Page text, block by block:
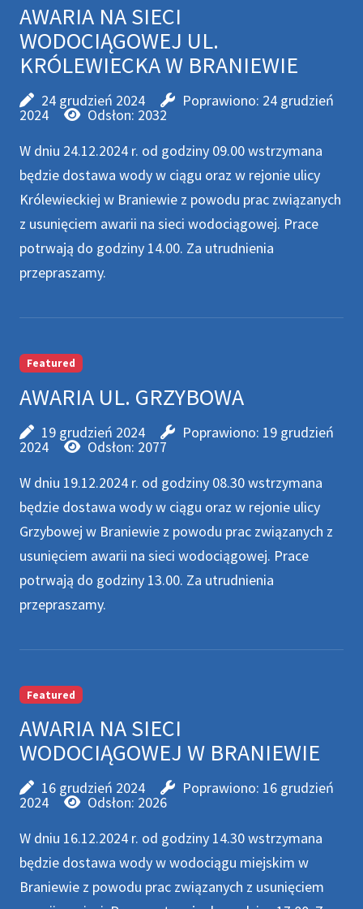
AWARIA NA SIECI
WODOCIĄGOWEJ UL.
KRÓLEWIECKA W BRANIEWIE
24 grudzień 2024 Poprawiono: 24 grudzień
2024
Odsłon: 2032
W dniu 24.12.2024 r. od godziny 09.00 wstrzymana
będzie dostawa wody w ciągu oraz w rejonie ulicy
Królewieckiej w Braniewie z powodu prac związanych
z usunięciem awarii na sieci wodociągowej. Prace
potrwają do godziny 14.00. Za utrudnienia
przepraszamy.
Featured
AWARIA UL. GRZYBOWA
19 grudzień 2024 Poprawiono: 19 grudzień
2024
Odsłon: 2077
W dniu 19.12.2024 r. od godziny 08.30 wstrzymana
będzie dostawa wody w ciągu oraz w rejonie ulicy
Grzybowej w Braniewie z powodu prac związanych z
usunięciem awarii na sieci wodociągowej. Prace
potrwają do godziny 13.00. Za utrudnienia
przepraszamy.
Featured
AWARIA NA SIECI
WODOCIĄGOWEJ W BRANIEWIE
16 grudzień 2024 Poprawiono: 16 grudzień
2024
Odsłon: 2026
W dniu 16.12.2024 r. od godziny 14.30 wstrzymana
będzie dostawa wody w wodociągu miejskim w
Braniewie z powodu prac związanych z usunięciem